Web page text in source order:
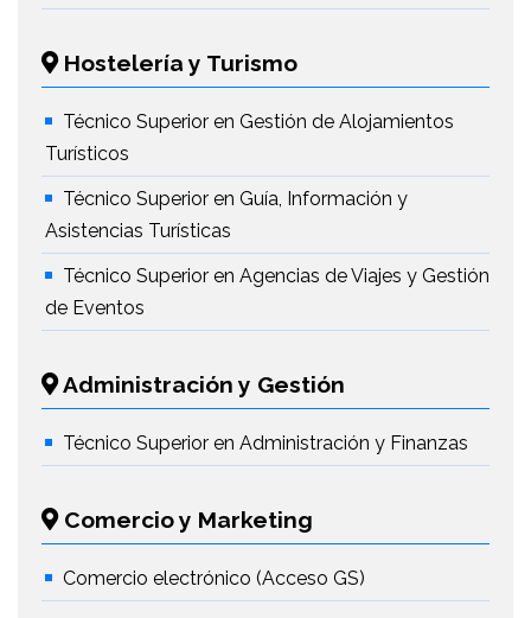
Hostelería y Turismo
Técnico Superior en Gestión de Alojamientos
Turísticos
Técnico Superior en Guía, Información y
Asistencias Turísticas
Técnico Superior en Agencias de Viajes y Gestión
de Eventos
Administración y Gestión
Técnico Superior en Administración y Finanzas
Comercio y Marketing
Comercio electrónico (Acceso GS)